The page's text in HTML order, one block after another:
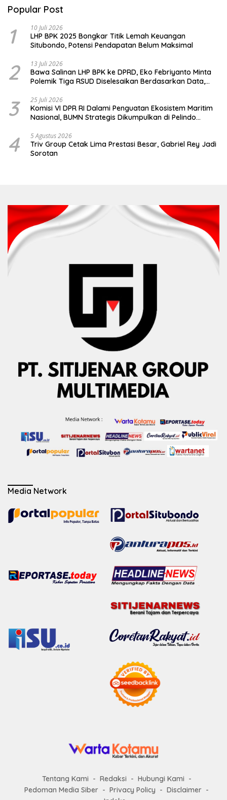
Popular Post
1 10 Juli 2026
LHP BPK 2025 Bongkar Titik Lemah Keuangan
Situbondo, Potensi Pendapatan Belum Maksimal
2 13 Juli 2026
Bawa Salinan LHP BPK ke DPRD, Eko Febriyanto Minta
Polemik Tiga RSUD Diselesaikan Berdasarkan Data,
3 25 Juli 2026
Komisi VI DPR RI Dalami Penguatan Ekosistem Maritim
Nasional, BUMN Strategis Dikumpulkan di Pelindo
4 5 Agustus 2026
Triv Group Cetak Lima Prestasi Besar, Gabriel Rey Jadi
Sorotan
Media Network
Tentang Kami Redaksi
Hubungi Kami
Pedoman Media Siber
Privacy Policy
Disclaimer